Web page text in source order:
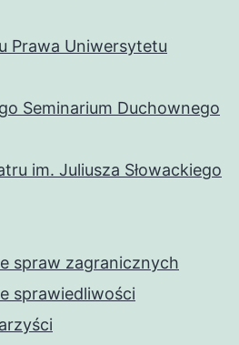
Prawa Uniwersytetu
Seminarium Duchownego
im. Juliusza Słowackiego
spraw zagranicznych
sprawiedliwości